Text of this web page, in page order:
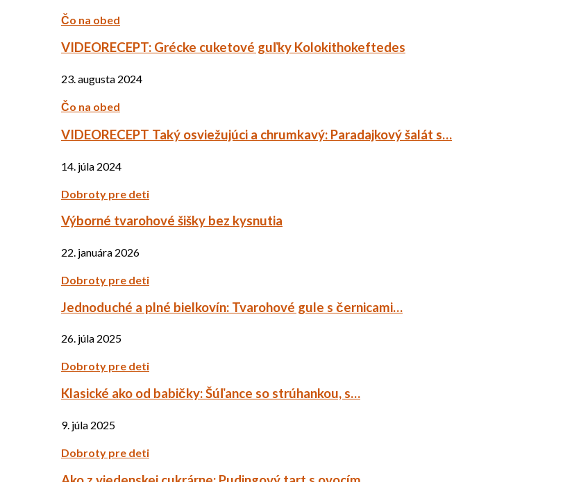
Čo na obed
VIDEORECEPT: Grécke cuketové guľky Kolokithokeftedes
23. augusta 2024
Čo na obed
VIDEORECEPT Taký osviežujúci a chrumkavý: Paradajkový šalát s…
14. júla 2024
Dobroty pre deti
Výborné tvarohové šišky bez kysnutia
22. januára 2026
Dobroty pre deti
Jednoduché a plné bielkovín: Tvarohové gule s černicami…
26. júla 2025
Dobroty pre deti
Klasické ako od babičky: Šúľance so strúhankou, s…
9. júla 2025
Dobroty pre deti